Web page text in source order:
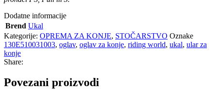
Dodatne informacije
Brend Ukal
Kategorije: OPREMA ZA KONJE, STOČARSTVO Oznake
130E510031003, oglav, oglav za konje, riding world, ukal, ular za
konje
Share:
Povezani proizvodi